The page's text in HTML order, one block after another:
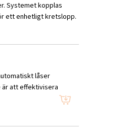
Systemet kopplas
ett enhetligt kretslopp.
låser
är att effektivisera